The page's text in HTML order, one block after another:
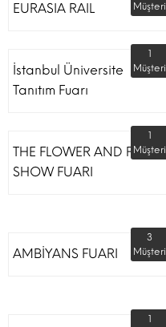
EURASIA RAIL
Müşteri
İstanbul Üniversite
Tanıtım Fuarı
1
Müşteri
THE FLOWER AND PLANT
SHOW FUARI
1
Müşteri
AMBİYANS FUARI
3
Müşteri
1